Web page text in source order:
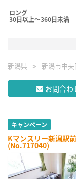
ロング
30日以上～360日未満
新潟県 新潟市中央
お問合わ
キャンペーン
Kマンスリー新潟駅
(No.717040)